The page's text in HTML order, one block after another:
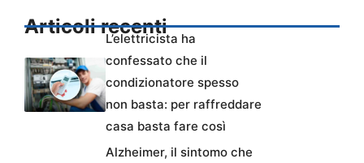
Articoli recenti
L’elettricista ha
confessato che il
condizionatore spesso
non basta: per raffreddare
casa basta fare così
Alzheimer, il sintomo che